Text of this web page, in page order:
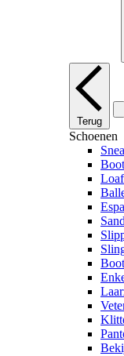
Terug
Schoenen